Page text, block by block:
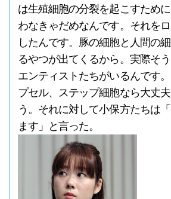
は生殖細胞の分裂を起こすため
わなきゃだめなんです。それを
したんです。豚の細胞と人間の
るやつが出てくるから。実際そ
エンティストたちがいるんです
プセル、ステップ細胞なら大丈
う。それに対して小保方たちは
ます」と言った。